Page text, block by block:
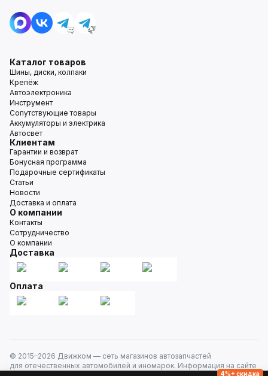
Каталог товаров
Шины, диски, колпаки
Крепёж
Автоэлектроника
Инструмент
Сопутствующие товары
Аккумуляторы и электрика
Автосвет
Клиентам
Гарантии и возврат
Бонусная программа
Подарочные сертификаты
Статьи
Новости
Доставка и оплата
О компании
Контакты
Сотрудничество
О компании
Доставка
Оплата
© 2015–2026 Движком — сеть магазинов автозапчастей
для отечественных автомобилей и иномарок. Информация на сайте
4%+ скидка